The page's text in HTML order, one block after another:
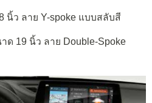
นิ้ว ลาย Y-spoke แบบสลับสี
ด 19 นิ้ว ลาย Double-Spoke